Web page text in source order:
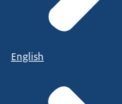
English